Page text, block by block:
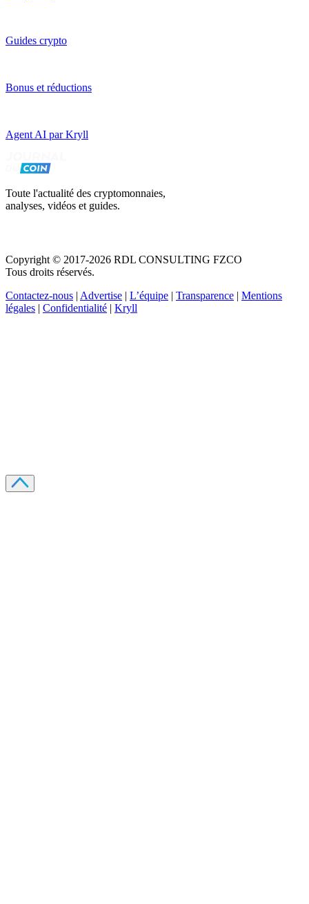
Guides crypto
Bonus et réductions
Agent AI par Kryll
Toute l'actualité des cryptomonnaies,
analyses, vidéos et guides.
Copyright © 2017-2026 RDL CONSULTING FZCO
Tous droits réservés.
Contactez-nous | Advertise | L’équipe | Transparence | Mentions
légales | Confidentialité | Kryll